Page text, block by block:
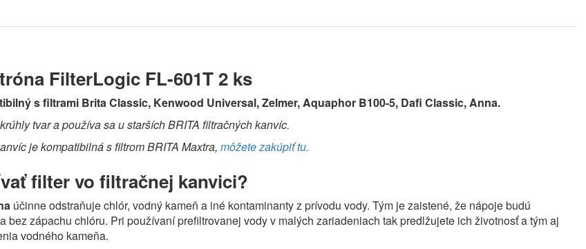
FilterLogic FL-601T 2 ks
s filtrami Brita Classic, Kenwood Universal, Zelmer, Aquaphor B100-5, Dafi Classic, Anna.
tvar a používa sa u starších BRITA filtračných kanvíc.
je kompatibilná s filtrom BRITA Maxtra, môžete zakúpiť tu.
filter vo filtračnej kanvici?
účinne odstraňuje chlór, vodný kameň a iné kontaminanty z prívodu vody. Tým je zaistené, že nápoje budú
bez zápachu chlóru. Pri používaní prefiltrovanej vody v malých zariadeniach tak predlžujete ich životnosť a tým aj
vodného kameňa.